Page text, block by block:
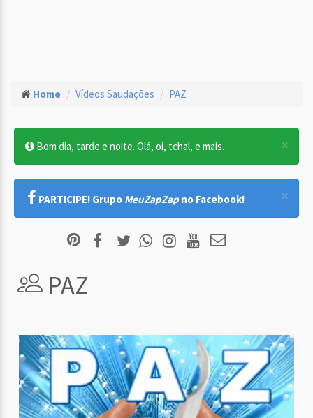
Home Vídeos Saudações PAZ
×
Bom dia, tarde e noite. Olá, oi, tchal, e mais.
×
PARTICIPE! Grupo MeuZapZap no Facebook!
PAZ